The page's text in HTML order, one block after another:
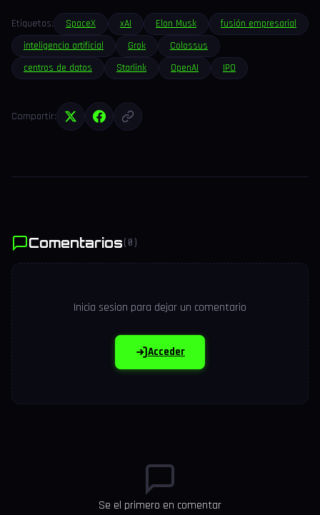
Etiquetas: SpaceX xAI Elon Musk
fusión empresarial
inteligencia artificial
Grok
Colossus
centros de datos
Starlink OpenAI IPO
Compartir:
Comentarios (0)
Inicia sesion para dejar un comentario
Acceder
Se el primero en comentar